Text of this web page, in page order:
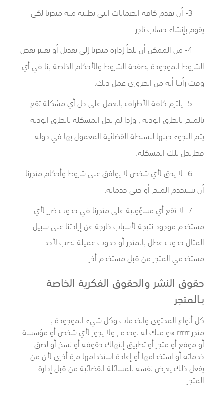
3- أن يقدم كافة الضمانات التي يطلبه منه متجرنا لكي
يقوم بإنشاء حساب تاجر.
4- من الممكن أن تلجأ إدارة متجرنا إلى تعديل أو تغيير بعض
الشروط الموجودة بصفحة الشروط والأحكام الخاصة بنا في أي
وقت رأينا أنه من الضروري عمل ذلك.
5- يلتزم كافة الأطراف بالعمل على حل أي مشكلة تقع
بالمتجر بالطرق الودية , وإذا لم تحل المشكلة بالطرق الودية
يتم اللجوء حينها للسلطة القضائية المعمول بها في دوله
قطرلحل تلك المشكلة.
6- لا يحق لأي شخص لا يوافق على شروط وأحكام متجرنا
أن يستخدم المتجر أو حتى خدماته.
7- لا تقع أي مسؤولية على متجرنا في حدوث ضرر لأي
مستخدم موجود نتيجة لأسباب خارجة عن إرادتنا على سبيل
المثال حدوث عطل بالمتجر أو حدوث عميلة نصب لأحد
مستخدمي المتجر من قبل مستخدم أخر.
حقوق النشر والحقوق الفكرية الخاصة
بـالمتجر
كل أنواع المحتوى والخدمات وكل شيء الموجودة بـ
متجر rrrrr هو ملك له لوحده , ولا يجوز لأي شخص أو مؤسسة
أو موقع أو متجر أو تطبيق إنتهاك حقوقه أو نسخ أو لصق
خدماته أو استخدامها أو إعادة استخدامها مرة أخرى لأن من
يفعل ذلك يعرض نفسه للمسائلة القضائية من قبل إدارة
المتجر